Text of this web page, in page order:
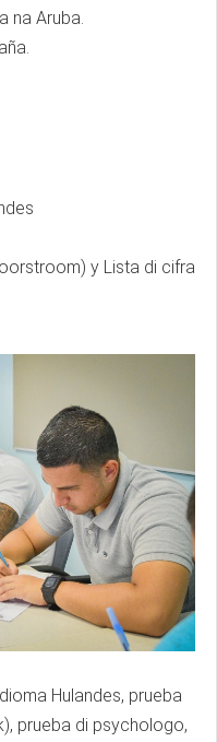
na Aruba.
y Lista di cifra
Hulandes, prueba
prueba di psychologo,